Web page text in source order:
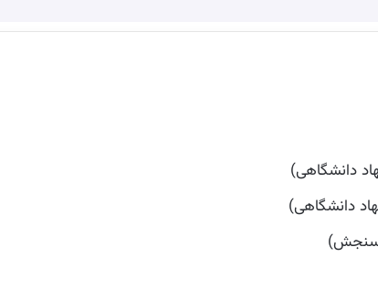
دانشگاهی)
دانشگاهی)